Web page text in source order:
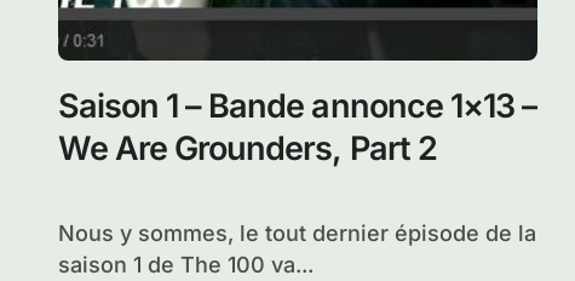
Saison 1 – Bande annonce 1×13 –
We Are Grounders, Part 2
Nous y sommes, le tout dernier épisode de la
saison 1 de The 100 va...